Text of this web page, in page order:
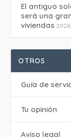
El antiguo
será una
viviendas
OTROS
Guía de
Tu opinión
Aviso legal